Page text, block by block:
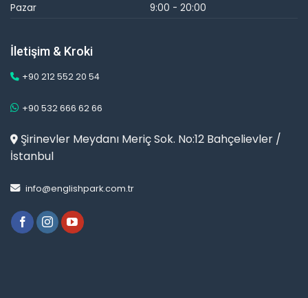
Pazar
9:00 - 20:00
İletişim & Kroki
+90 212 552 20 54
+90 532 666 62 66
Şirinevler Meydanı Meriç Sok. No:12 Bahçelievler /
İstanbul
info@englishpark.com.tr